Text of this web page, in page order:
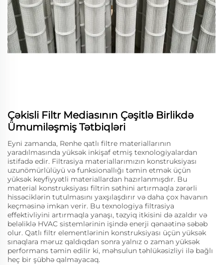
Çəkisli Filtr Mediasının Çəşitlə Birlikdə
Ümumiləşmiş Tətbiqləri
Eyni zamanda, Renhe qatlı filtre materiallarının
yaradılmasında yüksək inkişaf etmiş texnologiyalardan
istifadə edir. Filtrasiya materiallarımızın konstruksiyası
uzunömürlülüyü və funksionallığı təmin etmək üçün
yüksək keyfiyyətli materiallardan hazırlanmışdır. Bu
material konstruksiyası filtrin səthini artırmaqla zərərli
hissəciklərin tutulmasını yaxşılaşdırır və daha çox havanın
keçməsinə imkan verir. Bu texnologiya filtrasiya
effektivliyini artırmaqla yanaşı, təzyiq itkisini də azaldır və
beləliklə HVAC sistemlərinin işində enerji qənaətinə səbəb
olur. Qatlı filtr elementlərinin konstruksiyası üçün yüksək
sınaqlara məruz qaldıqdan sonra yalnız o zaman yüksək
performans təmin edilir ki, məhsulun təhlükəsizliyi ilə bağlı
heç bir şübhə qalmayacaq.